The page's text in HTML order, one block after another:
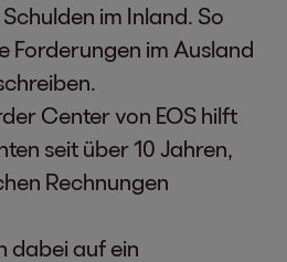
im Inland. So
Forderungen im Ausland
Center von EOS hilft
seit über 10 Jahren,
Rechnungen
dabei auf ein